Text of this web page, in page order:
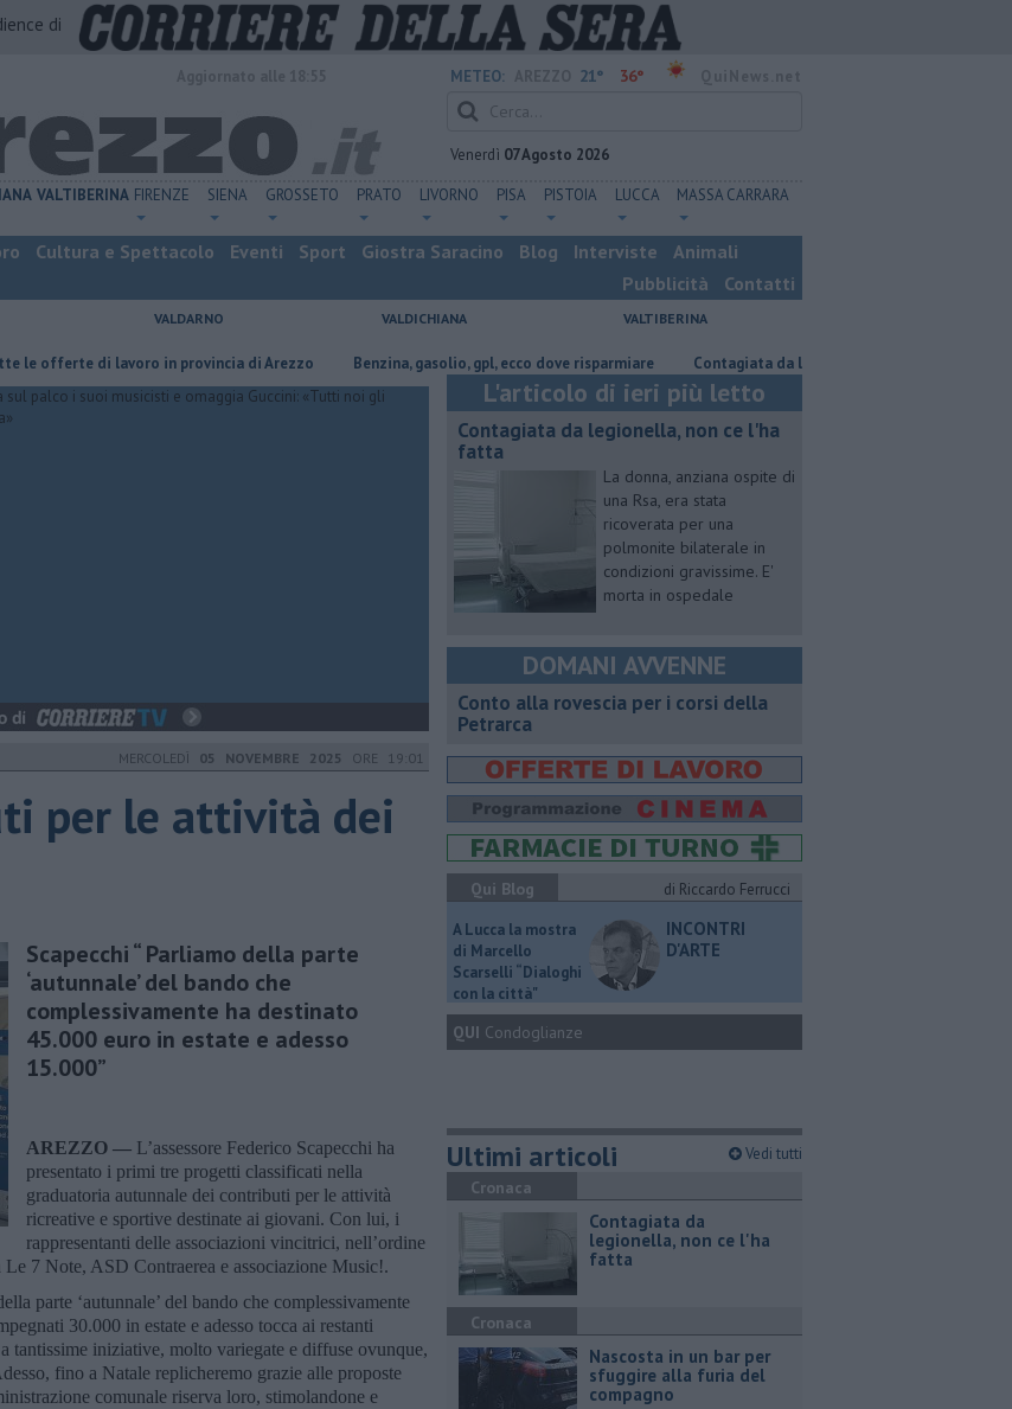
di
METEO: 21° 36°
Venerdì 07 Agosto 2026
VALTIBERINA FIRENZE SIENA GROSSETO PRATO LIVORNO PISA PISTOIA LUCCA MASSA CARRARA
Cultura e Spettacolo Eventi Sport Giostra Saracino Blog Interviste
Animali
Pubblicità
Contatti
VALDARNO VALDICHIANA VALTIBERINA
di lavoro in provincia di Arezzo ​Benzina, gasolio, gpl, ecco dove risparmiare Contagiata da legionella, non ce l'ha fatta
MERCOLEDÌ 05 NOVEMBRE 2025 ORE 19:01
per le attività dei
Scapecchi “ Parliamo della parte
‘autunnale’ del bando che
complessivamente ha destinato
45.000 euro in estate e adesso
15.000”
AREZZO — L’assessore Federico Scapecchi ha
presentato i primi tre progetti classificati nella
graduatoria autunnale dei contributi per le attività
ricreative e sportive destinate ai giovani. Con lui, i
rappresentanti delle associazioni vincitrici, nell’ordine
7 Note, ASD Contraerea e associazione Music!.
parte ‘autunnale’ del bando che complessivamente
30.000 in estate e adesso tocca ai restanti
tantissime iniziative, molto variegate e diffuse ovunque,
fino a Natale replicheremo grazie alle proposte
comunale riserva loro, stimolandone e
L'articolo di ieri più letto
Contagiata da legionella, non ce l'ha
fatta
La donna, anziana ospite di
una Rsa, era stata
ricoverata per una
polmonite bilaterale in
condizioni gravissime. E'
morta in ospedale
DOMANI AVVENNE
​Conto alla rovescia per i corsi della
Petrarca
Qui Blog
di Riccardo Ferrucci
A Lucca la mostra
di Marcello
Scarselli “Dialoghi
con la città"
INCONTRI
D'ARTE
QUI Condoglianze
Ultimi articoli Vedi tutti
Cronaca
Contagiata da
legionella, non ce l'ha
fatta
Cronaca
Nascosta in un bar per
sfuggire alla furia del
compagno